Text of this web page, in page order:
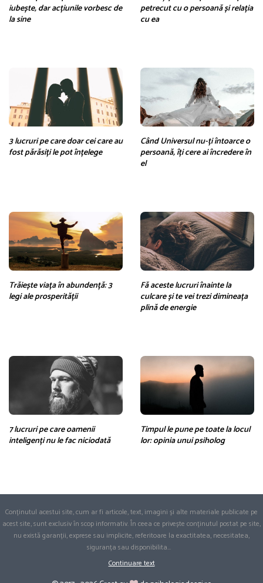
iubește, dar acțiunile vorbesc de
la sine
petrecut cu o persoană și relația
cu ea
3 lucruri pe care doar cei care au
fost părăsiți le pot înțelege
Când Universul nu-ți întoarce o
persoană, îți cere ai încredere în
el
Trăiește viața în abundență: 3
legi ale prosperității
Fă aceste lucruri înainte la
culcare și te vei trezi dimineața
plină de energie
7 lucruri pe care oamenii
inteligenți nu le fac niciodată
Timpul le pune pe toate la locul
lor: opinia unui psiholog
Conținutul acestui site, cum ar fi articole, text, imagini și alte materiale publicate pe
acest site, sunt exclusiv în scop informativ. În ceea ce privește conținutul postat pe site,
nu există garanții, exprese sau implicite, referitoare la exactitatea, necesitatea,
siguranța sau disponibilita...
Continuare text